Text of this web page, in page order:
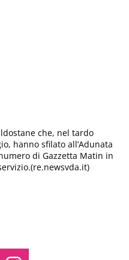
che, nel tardo
hanno sfilato all’Adunata
di Gazzetta Matin in